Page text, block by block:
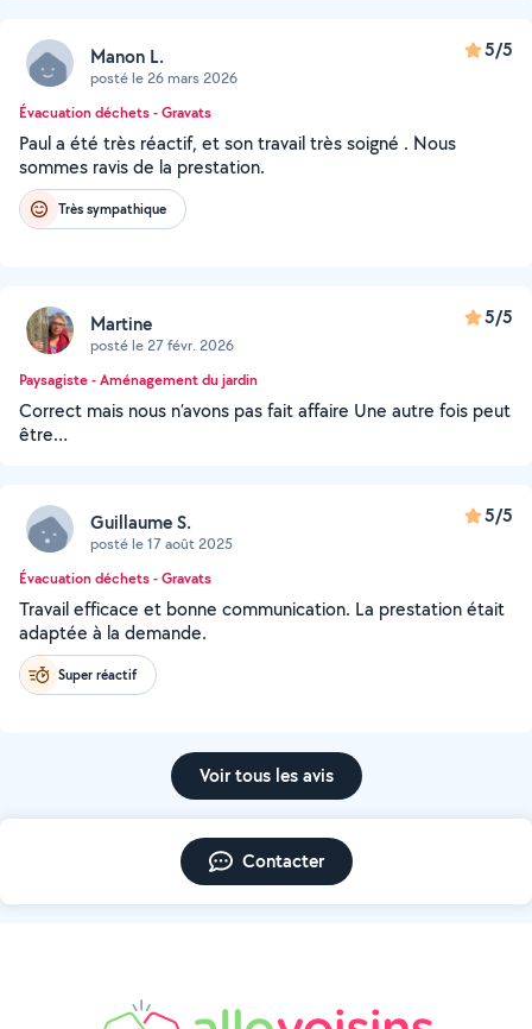
Manon L.
posté le 26 mars 2026
5/5
Évacuation déchets - Gravats
Paul a été très réactif, et son travail très soigné . Nous
sommes ravis de la prestation.
Très sympathique
Martine
posté le 27 févr. 2026
5/5
Paysagiste - Aménagement du jardin
Correct mais nous n’avons pas fait affaire Une autre fois peut
être…
Guillaume S.
posté le 17 août 2025
5/5
Évacuation déchets - Gravats
Travail efficace et bonne communication. La prestation était
adaptée à la demande.
Super réactif
Voir tous les avis
Contacter